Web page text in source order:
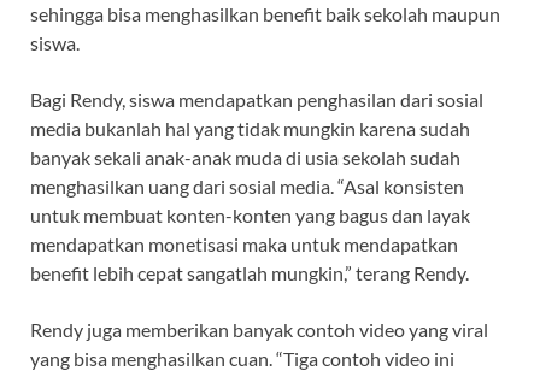
sehingga bisa menghasilkan benefit baik sekolah maupun
siswa.
Bagi Rendy, siswa mendapatkan penghasilan dari sosial
media bukanlah hal yang tidak mungkin karena sudah
banyak sekali anak-anak muda di usia sekolah sudah
menghasilkan uang dari sosial media. “Asal konsisten
untuk membuat konten-konten yang bagus dan layak
mendapatkan monetisasi maka untuk mendapatkan
benefit lebih cepat sangatlah mungkin,” terang Rendy.
Rendy juga memberikan banyak contoh video yang viral
yang bisa menghasilkan cuan. “Tiga contoh video ini